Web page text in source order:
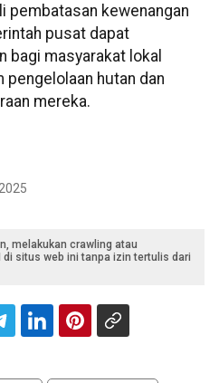
pembatasan kewenangan
pusat dapat
bagi masyarakat lokal
hutan dan
mereka.
melakukan crawling atau
situs web ini tanpa izin tertulis dari